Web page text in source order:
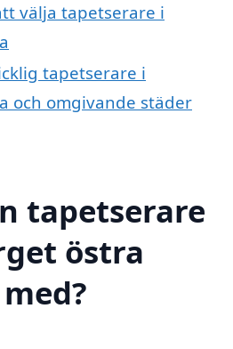
välja tapetserare i
tapetserare i
och omgivande städer
tapetserare
östra